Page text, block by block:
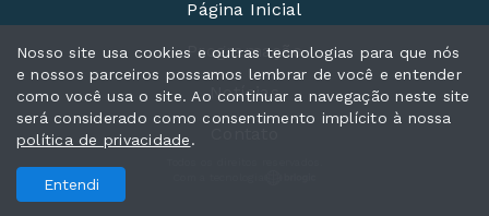
Página Inicial
Programação
Notícias
Nosso site usa cookies e outras tecnologias para que nós
e nossos parceiros possamos lembrar de você e entender
como você usa o site. Ao continuar a navegação neste site
será considerado como consentimento implícito à nossa
política de privacidade.
Entendi